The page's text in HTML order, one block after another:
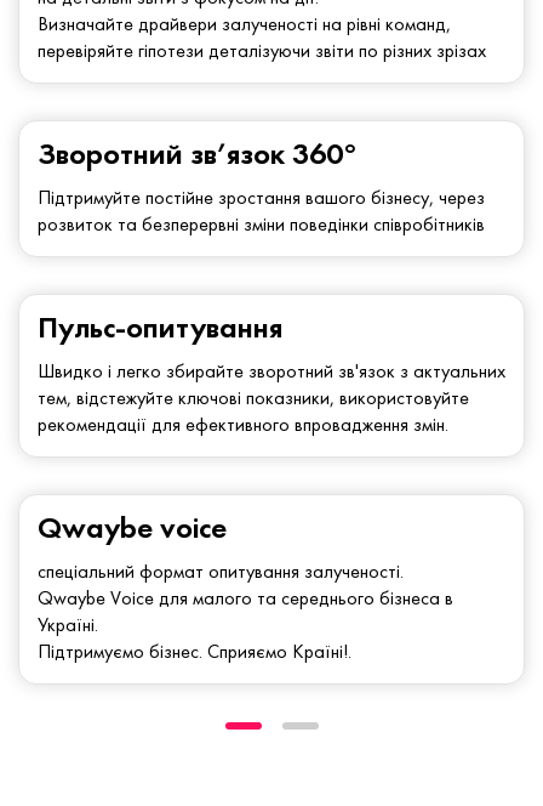
Визначайте драйвери залученості на рівні команд,
перевіряйте гіпотези деталізуючи звіти по різних зрізах
Зворотний зв’язок 360°
Підтримуйте постійне зростання вашого бізнесу, через
розвиток та безперервні зміни поведінки співробітників
Qwaybe voice
спеціальний формат опитування залученості.
Qwaybe Voice для малого та середнього бізнеса в
Україні.
Підтримуємо бізнес. Сприяємо Країні!.
Пульс-опитування
Швидко і легко збирайте зворотний зв'язок з актуальних
тем, відстежуйте ключові показники, використовуйте
рекомендації для ефективного впровадження змін.